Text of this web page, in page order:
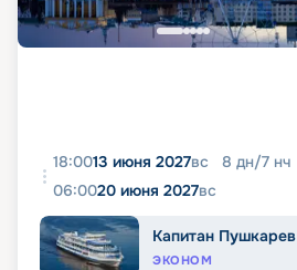
18:0013 июня 2027вс 8 дн/7 нч
06:0020 июня 2027вс
Капитан Пушкарев
ЭКОНОМ